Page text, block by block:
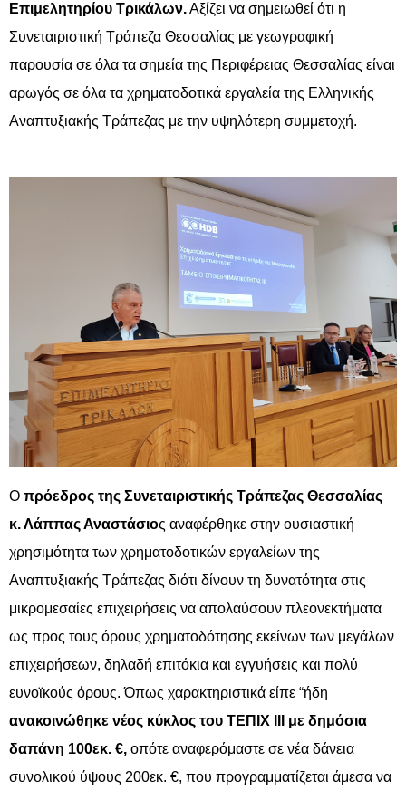
Επιμελητηρίου Τρικάλων.Αξίζει να σημειωθεί ότι η
Συνεταιριστική Τράπεζα Θεσσαλίας με γεωγραφική
παρουσία σε όλα τα σημεία της Περιφέρειας Θεσσαλίας είναι
αρωγός σε όλα τα χρηματοδοτικά εργαλεία της Ελληνικής
Αναπτυξιακής Τράπεζας με την υψηλότερη συμμετοχή.
Ο πρόεδρος της Συνεταιριστικής Τράπεζας Θεσσαλίας
κ. Λάππας Αναστάσιος αναφέρθηκε στην ουσιαστική
χρησιμότητα των χρηματοδοτικών εργαλείων της
Αναπτυξιακής Τράπεζας διότι δίνουν τη δυνατότητα στις
μικρομεσαίες επιχειρήσεις να απολαύσουν πλεονεκτήματα
ως προς τους όρους χρηματοδότησης εκείνων των μεγάλων
επιχειρήσεων, δηλαδή επιτόκια και εγγυήσεις και πολύ
ευνοϊκούς όρους. Όπως χαρακτηριστικά είπε “ήδη
ανακοινώθηκε νέος κύκλος του ΤΕΠΙΧ ΙΙΙ με δημόσια
δαπάνη 100εκ. €, οπότε αναφερόμαστε σε νέα δάνεια
συνολικού ύψους 200εκ. €, που προγραμματίζεται άμεσα να